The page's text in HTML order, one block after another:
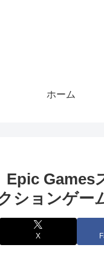
ホーム
Epic
ションゲ
X